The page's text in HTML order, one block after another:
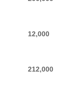
12,000
212,000